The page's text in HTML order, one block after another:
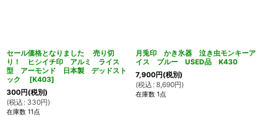
セール価格となりました 売り切
り！ ヒシイチ印 アルミ ライス
型 アーモンド 日本製 デッドスト
ック
[K403]
300円(税別)
(税込 : 330円)
在庫数 11点
月兎印 かき氷器 泣き虫モンキーア
イス ブルー USED品 K430
7,900円(税別)
(税込 : 8,690円)
在庫数 1点